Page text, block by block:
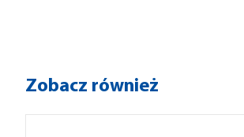
Zobacz również